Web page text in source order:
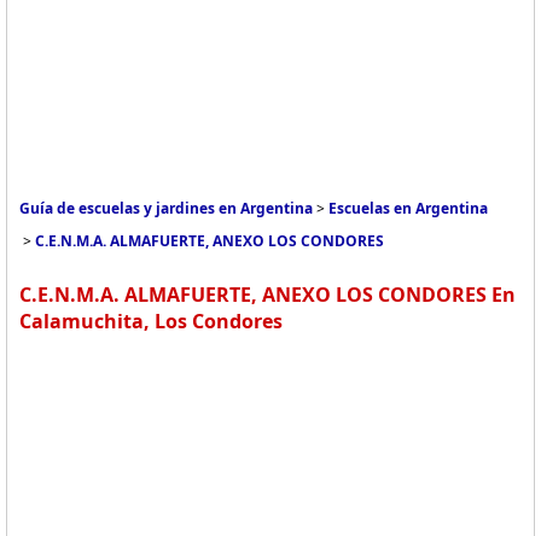
Guía de escuelas y jardines en Argentina> Escuelas en Argentina
>C.E.N.M.A. ALMAFUERTE, ANEXO LOS CONDORES
C.E.N.M.A. ALMAFUERTE, ANEXO LOS CONDORES En
Calamuchita, Los Condores